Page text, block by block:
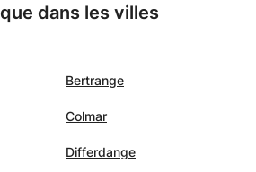
dans les villes
Bertrange
Colmar
Differdange